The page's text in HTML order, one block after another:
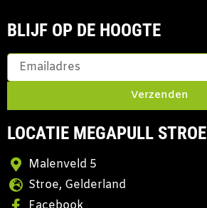
BLIJF OP DE HOOGTE
Verzenden
LOCATIE MEGAPULL STROE
Malenveld 5
Stroe, Gelderland